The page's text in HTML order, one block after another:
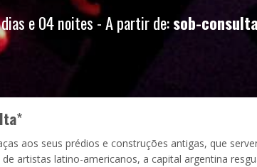
e 04 noites - A partir de:sob-consulta
*
aos seus prédios e construções antigas, que
artistas latino-americanos, a capital argentina